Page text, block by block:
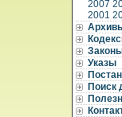
2007
2001
Указы
Поиск